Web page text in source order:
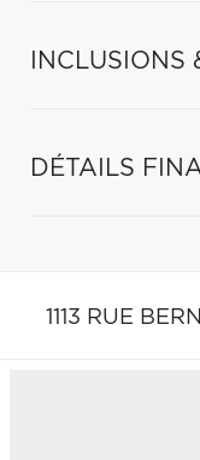
INCLUSIONS
DÉTAILS
1113 RUE